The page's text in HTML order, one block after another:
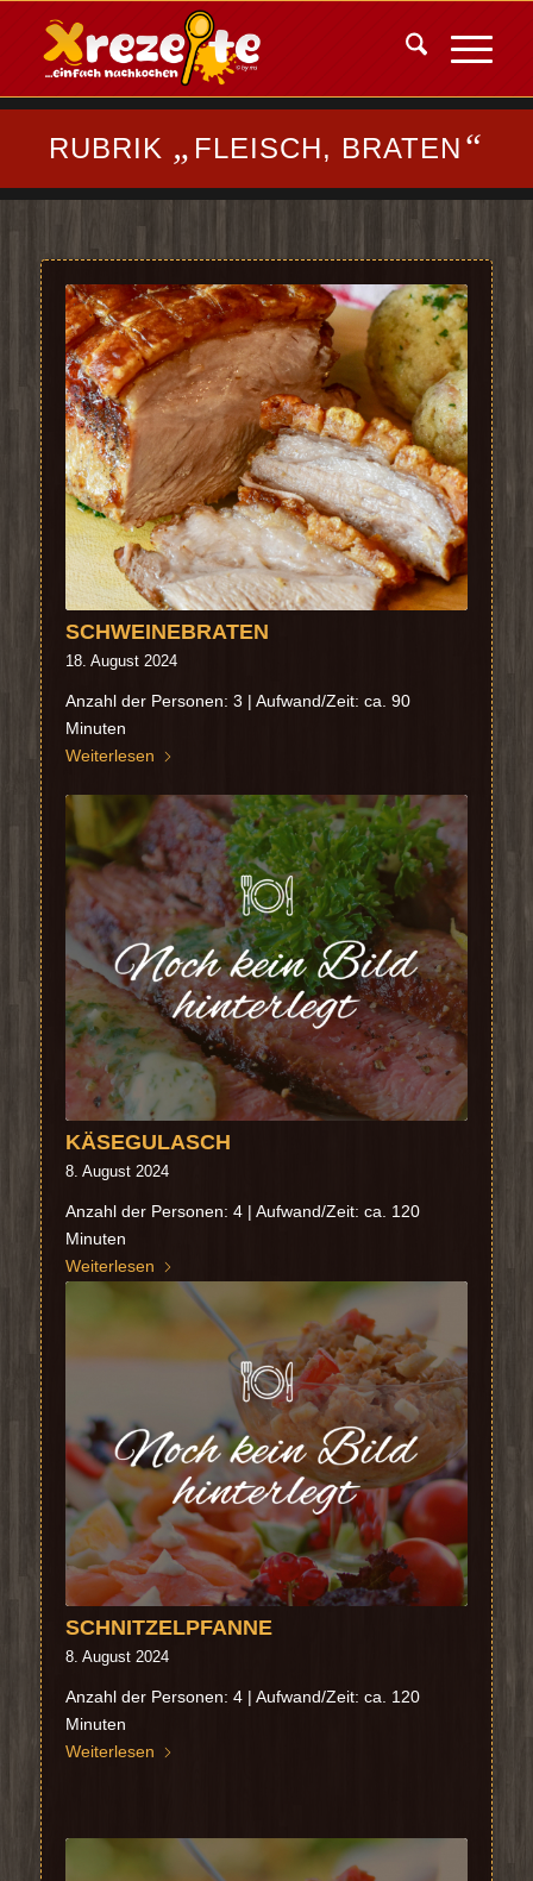
RUBRIK „ FLEISCH, BRATEN “
SCHWEINEBRATEN
18. August 2024
Anzahl der Personen: 3 | Aufwand/Zeit: ca. 90
Minuten
Weiterlesen
KÄSEGULASCH
8. August 2024
Anzahl der Personen: 4 | Aufwand/Zeit: ca. 120
Minuten
Weiterlesen
SCHNITZELPFANNE
8. August 2024
Anzahl der Personen: 4 | Aufwand/Zeit: ca. 120
Minuten
Weiterlesen